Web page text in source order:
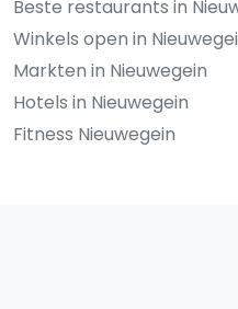
Beste restaurants in
Winkels open in
Markten in Nieuwegein
Hotels in Nieuwegein
Fitness Nieuwegein